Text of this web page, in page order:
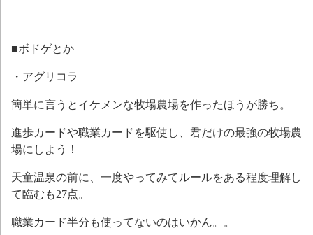
■ボドゲとか
・アグリコラ
簡単に言うとイケメンな牧場農場を作ったほうが勝ち。
進歩カードや職業カードを駆使し、君だけの最強の牧場農
場にしよう！
天童温泉の前に、一度やってみてルールをある程度理解し
て臨むも27点。
職業カード半分も使ってないのはいかん。。